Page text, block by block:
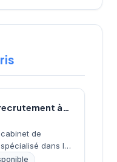
ETHIS RH — Cabinet de recrutement à Paris
de
dans le
le